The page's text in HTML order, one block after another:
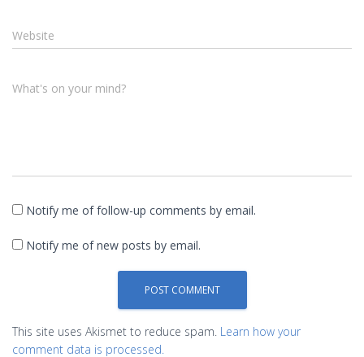
Website
What's on your mind?
Notify me of follow-up comments by email.
Notify me of new posts by email.
This site uses Akismet to reduce spam. Learn how your
comment data is processed.